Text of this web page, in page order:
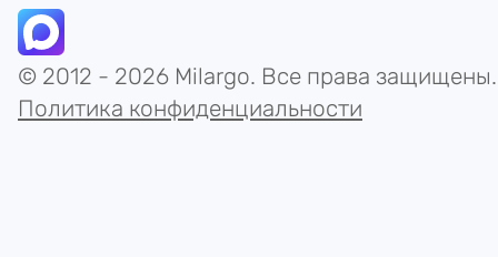
© 2012 - 2026 Milargo. Все права защищены.
Политика конфиденциальности